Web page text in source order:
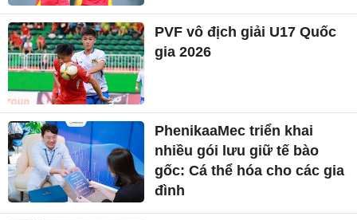
PVF vô địch giải U17 Quốc
gia 2026
PhenikaaMec triển khai
nhiều gói lưu giữ tế bào
gốc: Cá thể hóa cho các gia
đình